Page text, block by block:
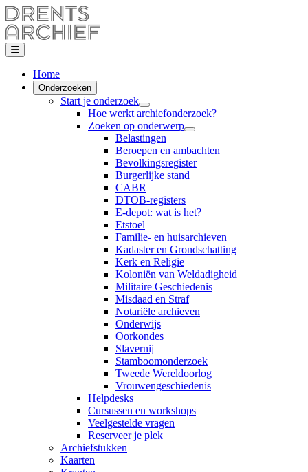
Home
Onderzoeken
Start je onderzoek
Hoe werkt archiefonderzoek?
Zoeken op onderwerp
Belastingen
Beroepen en ambachten
Bevolkingsregister
Burgerlijke stand
CABR
DTOB-registers
E-depot: wat is het?
Etstoel
Familie- en huisarchieven
Kadaster en Grondschatting
Kerk en Religie
Koloniën van Weldadigheid
Militaire Geschiedenis
Misdaad en Straf
Notariële archieven
Onderwijs
Oorkondes
Slavernij
Stamboomonderzoek
Tweede Wereldoorlog
Vrouwengeschiedenis
Helpdesks
Cursussen en workshops
Veelgestelde vragen
Reserveer je plek
Archiefstukken
Kaarten